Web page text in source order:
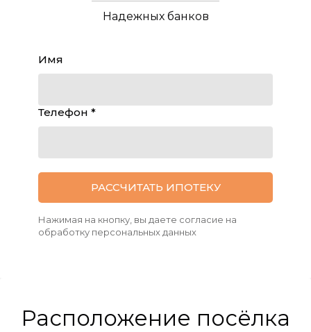
Надежных банков
Имя
Телефон *
РАССЧИТАТЬ ИПОТЕКУ
Нажимая на кнопку, вы даете согласие на
обработку персональных данных
Расположение посёлка